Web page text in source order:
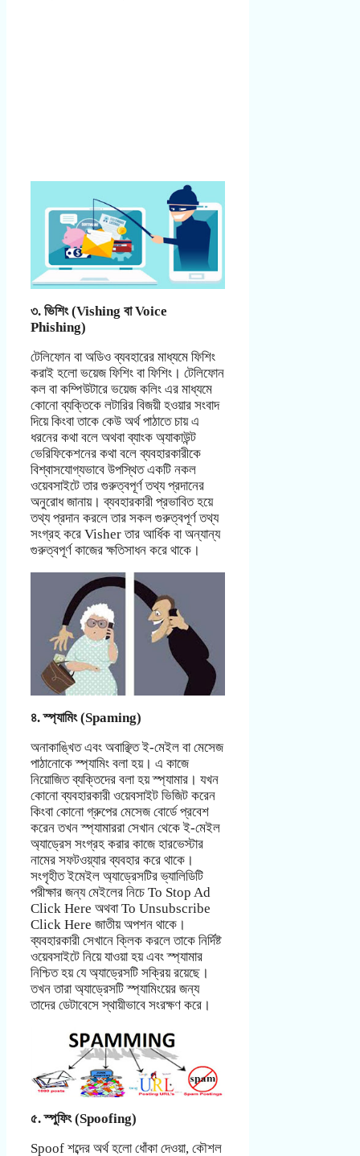
৩. ভিশিং (Vishing বা Voice
Phishing)
টেলিফোন বা অডিও ব্যবহারের মাধ্যমে ফিশিং
করাই হলো ভয়েজ ফিশিং বা ফিশিং। টেলিফোন
কল বা কম্পিউটারে ভয়েজ কলিং এর মাধ্যমে
কোনো ব্যক্তিকে লটারির বিজয়ী হওয়ার সংবাদ
দিয়ে কিংবা তাকে কেউ অর্থ পাঠাতে চায় এ
ধরনের কথা বলে অথবা ব্যাংক অ্যাকাউন্ট
ভেরিফিকেশনের কথা বলে ব্যবহারকারীকে
বিশ্বাসযোগ্যভাবে উপস্থিত একটি নকল
ওয়েবসাইটে তার গুরুত্বপূর্ণ তথ্য প্রদানের
অনুরোধ জানায়। ব্যবহারকারী প্রভাবিত হয়ে
তথ্য প্রদান করলে তার সকল গুরুত্বপূর্ণ তথ্য
সংগ্রহ করে Visher তার আর্ধিক বা অন্যান্য
গুরুত্বপূর্ণ কাজের ক্ষতিসাধন করে থাকে।
৪. স্প্যামিং (Spaming)
অনাকাঙ্খিত এবং অবাঞ্ছিত ই-মেইল বা মেসেজ
পাঠানোকে স্প্যামিং বলা হয়। এ কাজে
নিয়োজিত ব্যক্তিদের বলা হয় স্প্যামার। যখন
কোনো ব্যবহারকারী ওয়েবসাইট ভিজিট করেন
কিংবা কোনো গ্রুপের মেসেজ বোর্ডে প্রবেশ
করেন তখন স্প্যামাররা সেখান থেকে ই-মেইল
অ্যাড্রেস সংগ্রহ করার কাজে হারভেস্টার
নামের সফটওয়্যার ব্যবহার করে থাকে।
সংগৃহীত ইমেইল অ্যাড্রেসটির ভ্যালিডিটি
পরীক্ষার জন্য মেইলের নিচে To Stop Ad
Click Here অথবা To Unsubscribe
Click Here জাতীয় অপশন থাকে।
ব্যবহারকারী সেখানে ক্লিক করলে তাকে নির্দিষ্ট
ওয়েবসাইটে নিয়ে যাওয়া হয় এবং স্প্যামার
নিশ্চিত হয় যে অ্যাড্রেসটি সক্রিয় রয়েছে।
তখন তারা অ্যাড্রেসটি স্প্যামিংয়ের জন্য
তাদের ডেটাবেসে স্থায়ীভাবে সংরক্ষণ করে।
৫. স্পুফিং (Spoofing)
Spoof শব্দের অর্থ হলো ধোঁকা দেওয়া, কৌশল